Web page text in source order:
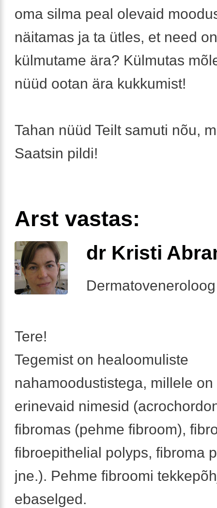
oma silma peal olevaid
näitamas ja ta ütles, et need
külmutame ära? Külmutas
nüüd ootan ära kukkumist!
Tahan nüüd Teilt samuti nõu,
Saatsin pildi!
Arst vastas:
dr Kristi
Dermatoveneroloog
Tere!
Tegemist on healoomuliste
nahamoodustistega, millele
erinevaid nimesid
fibromas (pehme fibroom),
fibroepithelial polyps, fibroma
jne.). Pehme fibroomi
ebaselged.